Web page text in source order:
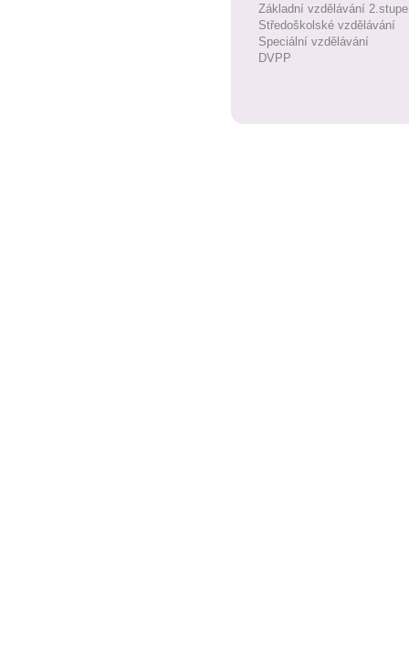
Základní vzdělávání
Středoškolské vzdělávání
Speciální vzdělávání
DVPP